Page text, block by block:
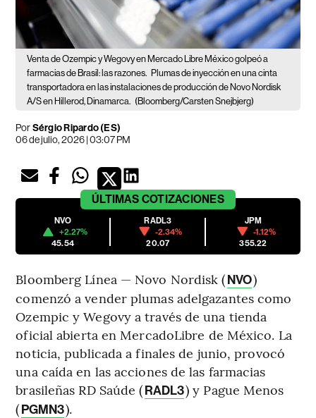
Venta de Ozempic y Wegovy en Mercado Libre México golpeó a
farmacias de Brasil: las razones. Plumas de inyección en una cinta
transportadora en las instalaciones de producción de Novo Nordisk
A/S en Hillerod, Dinamarca. (Bloomberg/Carsten Snejbjerg)
PorSérgio Ripardo (ES)
06 de julio, 2026 | 03:07 PM
ÚLTIMAS COTIZACIONES
NVO
+2.27%
45.54
RADL3
-2.34%
20.07
JPM
-1.12%
355.22
Bloomberg Línea — Novo Nordisk (NVO)
comenzó a vender plumas adelgazantes como
Ozempic y Wegovy a través de una tienda
oficial abierta en MercadoLibre de México. La
noticia, publicada a finales de junio, provocó
una caída en las acciones de las farmacias
brasileñas RD Saúde (RADL3) y Pague Menos
(PGMN3).